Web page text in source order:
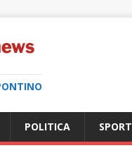
POLITICA SPORT